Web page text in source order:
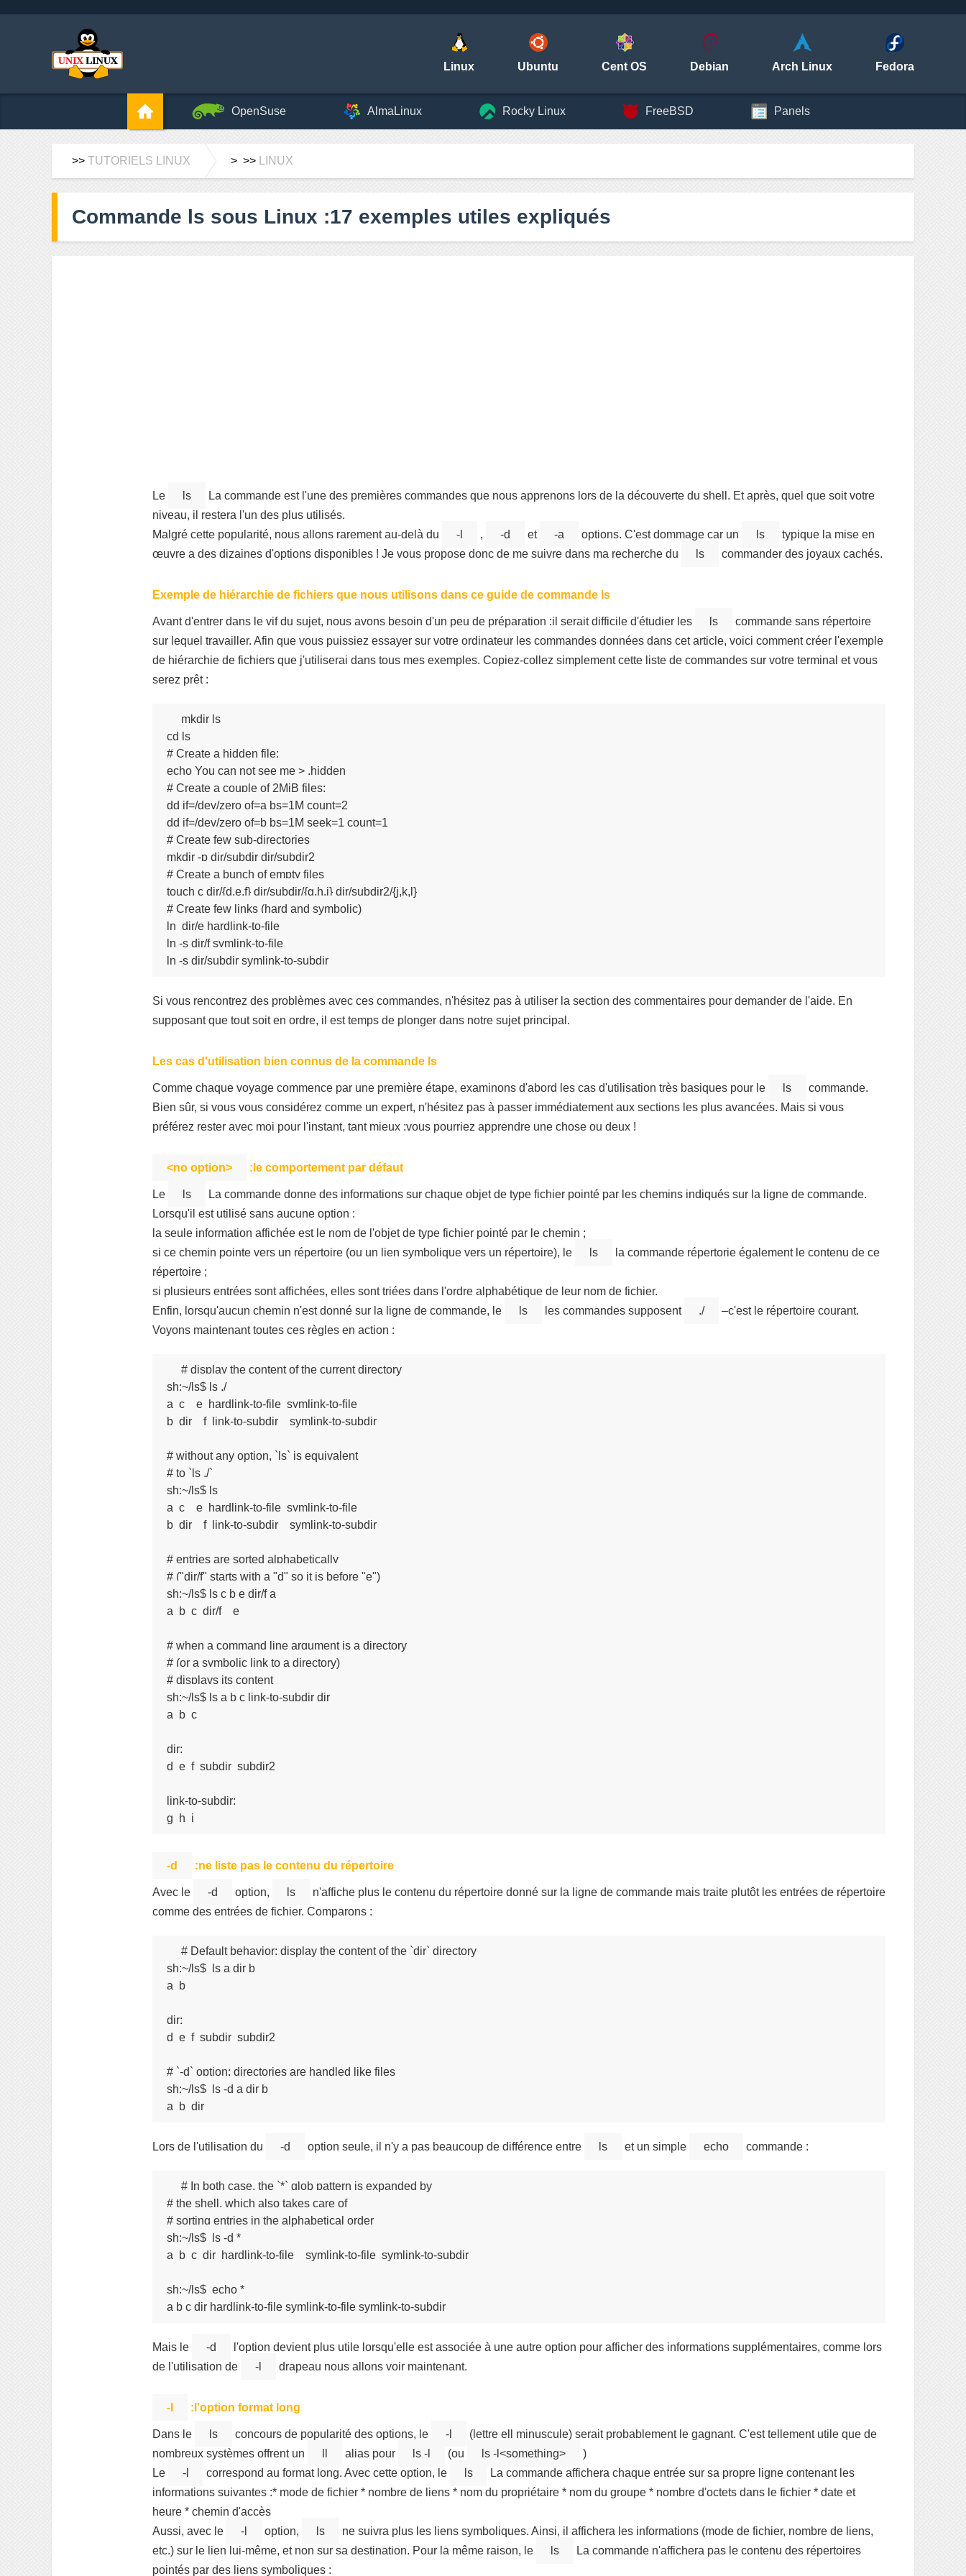
Linux Ubuntu Cent OS Debian Arch Linux Fedora
OpenSuse AlmaLinux Rocky Linux FreeBSD Panels
>> TUTORIELS LINUX > >> LINUX
Commande ls sous Linux :17 exemples utiles expliqués
Le ls
La commande est l'une des premières commandes que nous apprenons lors de la découverte du shell. Et après, quel que soit votre
niveau, il restera l'un des plus utilisés.
Malgré cette popularité, nous allons rarement au-delà du
-l , -d et -a options. C'est dommage car un ls
typique la mise en
œuvre a des dizaines d'options disponibles ! Je vous propose donc de me suivre dans ma recherche du
ls commander des joyaux cachés.
Exemple de hiérarchie de fichiers que nous utilisons dans ce guide de commande ls
Avant d'entrer dans le vif du sujet, nous avons besoin d'un peu de préparation :il serait difficile d'étudier les ls
commande sans répertoire
sur lequel travailler. Afin que vous puissiez essayer sur votre ordinateur les commandes données dans cet article, voici comment créer l'exemple
de hiérarchie de fichiers que j'utiliserai dans tous mes exemples. Copiez-collez simplement cette liste de commandes sur votre terminal et vous
serez prêt :
mkdir ls
cd ls
# Create a hidden file:
echo You can not see me > .hidden
# Create a couple of 2MiB files:
dd if=/dev/zero of=a bs=1M count=2
dd if=/dev/zero of=b bs=1M seek=1 count=1
# Create few sub-directories
mkdir -p dir/subdir dir/subdir2
# Create a bunch of empty files
touch c dir/{d,e,f} dir/subdir/{g,h,i} dir/subdir2/{j,k,l}
# Create few links (hard and symbolic)
ln  dir/e hardlink-to-file
ln -s dir/f symlink-to-file
ln -s dir/subdir symlink-to-subdir
Si vous rencontrez des problèmes avec ces commandes, n'hésitez pas à utiliser la section des commentaires pour demander de l'aide. En
supposant que tout soit en ordre, il est temps de plonger dans notre sujet principal.
Les cas d'utilisation bien connus de la commande ls
Comme chaque voyage commence par une première étape, examinons d'abord les cas d'utilisation très basiques pour le ls
commande.
Bien sûr, si vous vous considérez comme un expert, n'hésitez pas à passer immédiatement aux sections les plus avancées. Mais si vous
préférez rester avec moi pour l'instant, tant mieux :vous pourriez apprendre une chose ou deux !
<no option> :le comportement par défaut
Le ls
La commande donne des informations sur chaque objet de type fichier pointé par les chemins indiqués sur la ligne de commande.
Lorsqu'il est utilisé sans aucune option :
la seule information affichée est le nom de l'objet de type fichier pointé par le chemin ;
si ce chemin pointe vers un répertoire (ou un lien symbolique vers un répertoire), le
ls
la commande répertorie également le contenu de ce
répertoire ;
si plusieurs entrées sont affichées, elles sont triées dans l'ordre alphabétique de leur nom de fichier.
Enfin, lorsqu'aucun chemin n'est donné sur la ligne de commande, le
ls les commandes supposent ./
–c'est le répertoire courant.
Voyons maintenant toutes ces règles en action :
# display the content of the current directory
sh:~/ls$ ls ./
a  c    e  hardlink-to-file  symlink-to-file
b  dir    f  link-to-subdir    symlink-to-subdir
# without any option, `ls` is equivalent
# to `ls ./`
sh:~/ls$ ls
a  c    e  hardlink-to-file  symlink-to-file
b  dir    f  link-to-subdir    symlink-to-subdir
# entries are sorted alphabetically
# ("dir/f" starts with a "d" so it is before "e")
sh:~/ls$ ls c b e dir/f a
a  b  c  dir/f    e
# when a command line argument is a directory
# (or a symbolic link to a directory)
# displays its content
sh:~/ls$ ls a b c link-to-subdir dir
a  b  c
dir:
d  e  f  subdir  subdir2
link-to-subdir:
g  h  i
-d :ne liste pas le contenu du répertoire
Avec le -d option, ls
n'affiche plus le contenu du répertoire donné sur la ligne de commande mais traite plutôt les entrées de répertoire
comme des entrées de fichier. Comparons :
# Default behavior: display the content of the `dir` directory
sh:~/ls$  ls a dir b
a  b
dir:
d  e  f  subdir  subdir2
# `-d` option: directories are handled like files
sh:~/ls$  ls -d a dir b
a  b  dir
Lors de l'utilisation du -d option seule, il n'y a pas beaucoup de différence entre ls et un simple echo commande :
# In both case, the `*` glob pattern is expanded by
# the shell, which also takes care of
# sorting entries in the alphabetical order
sh:~/ls$  ls -d *
a  b  c  dir  hardlink-to-file    symlink-to-file  symlink-to-subdir
sh:~/ls$  echo *
a b c dir hardlink-to-file symlink-to-file symlink-to-subdir
Mais le -d
l'option devient plus utile lorsqu'elle est associée à une autre option pour afficher des informations supplémentaires, comme lors
de l'utilisation de
-l drapeau nous allons voir maintenant.
-l :l'option format long
Dans le ls concours de popularité des options, le -l
(lettre ell minuscule) serait probablement le gagnant. C'est tellement utile que de
nombreux systèmes offrent un
alias pour ls -l (ou ls -l<something>
)
Le
-l correspond au format long. Avec cette option, le ls
La commande affichera chaque entrée sur sa propre ligne contenant les
informations suivantes :* mode de fichier * nombre de liens * nom du propriétaire * nom du groupe * nombre d'octets dans le fichier * date et
heure * chemin d'accès
Aussi, avec le
-l option, ls
ne suivra plus les liens symboliques. Ainsi, il affichera les informations (mode de fichier, nombre de liens,
etc.) sur le lien lui-même, et non sur sa destination. Pour la même raison, le
ls
La commande n'affichera pas le contenu des répertoires
pointés par des liens symboliques :